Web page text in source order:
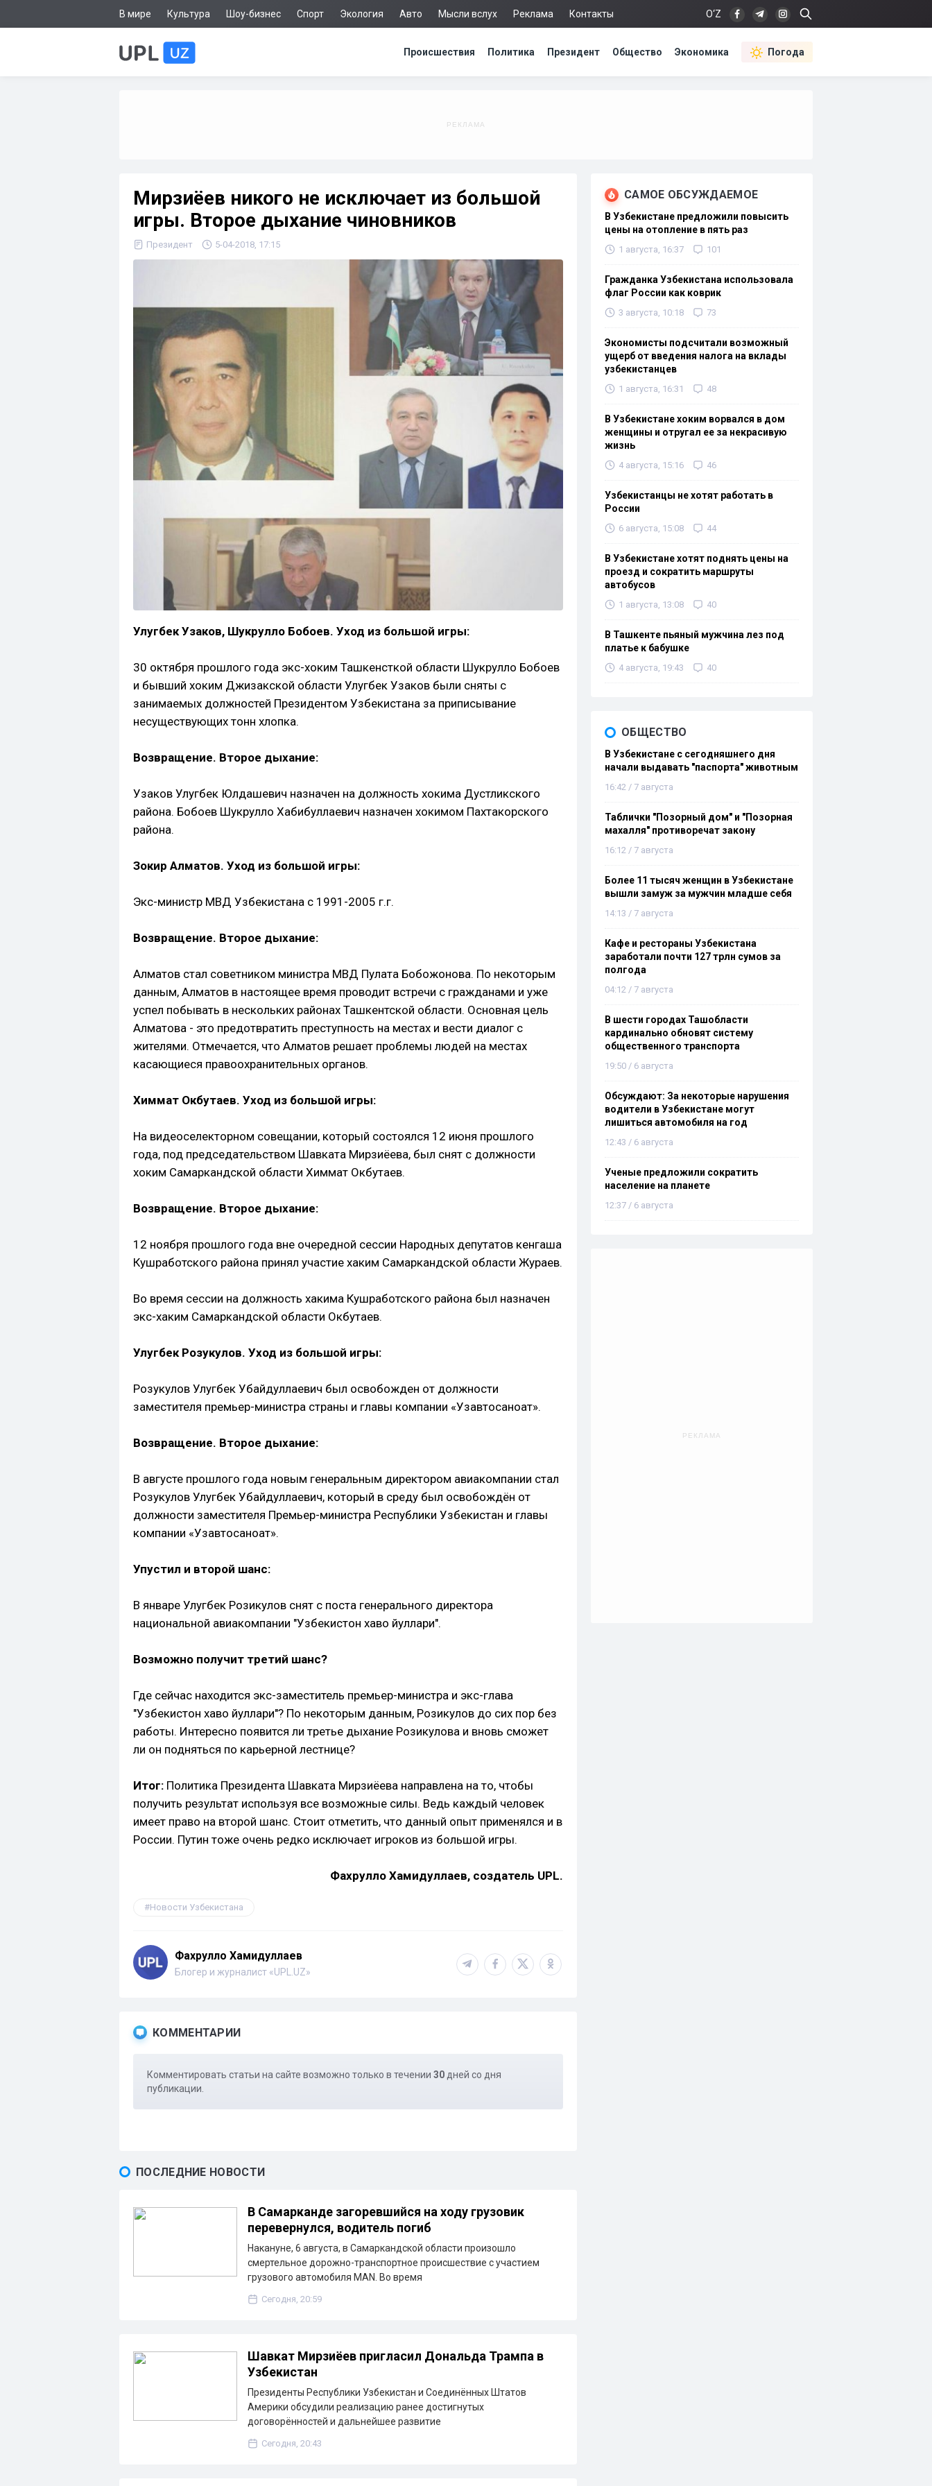
В мире Культура Шоу-бизнес Спорт Экология Авто Мысли вслух Реклама Контакты O‘Z
Происшествия Политика Президент Общество Экономика Погода
Мирзиёев никого не исключает из большой
игры. Второе дыхание чиновников
Президент 5-04-2018, 17:15
Улугбек Узаков, Шукрулло Бобоев. Уход из большой игры:
30 октября прошлого года экс-хоким Ташкенсткой области Шукрулло Бобоев
и бывший хоким Джизакской области Улугбек Узаков были сняты с
занимаемых должностей Президентом Узбекистана за приписывание
несуществующих тонн хлопка.
Возвращение. Второе дыхание:
Узаков Улугбек Юлдашевич назначен на должность хокима Дустликского
района. Бобоев Шукрулло Хабибуллаевич назначен хокимом Пахтакорского
района.
Зокир Алматов. Уход из большой игры:
Экс-министр МВД Узбекистана с 1991-2005 г.г.
Возвращение. Второе дыхание:
Алматов стал советником министра МВД Пулата Бобожонова. По некоторым
данным, Алматов в настоящее время проводит встречи с гражданами и уже
успел побывать в нескольких районах Ташкентской области. Основная цель
Алматова - это предотвратить преступность на местах и вести диалог с
жителями. Отмечается, что Алматов решает проблемы людей на местах
касающиеся правоохранительных органов.
Химмат Окбутаев. Уход из большой игры:
На видеоселекторном совещании, который состоялся 12 июня прошлого
года, под председательством Шавката Мирзиёева, был снят с должности
хоким Самаркандской области Химмат Окбутаев.
Возвращение. Второе дыхание:
12 ноября прошлого года вне очередной сессии Народных депутатов кенгаша
Кушработского района принял участие хаким Самаркандской области Жураев.
Во время сессии на должность хакима Кушработского района был назначен
экс-хаким Самаркандской области Окбутаев.
Улугбек Розукулов. Уход из большой игры:
Розукулов Улугбек Убайдуллаевич был освобожден от должности
заместителя премьер-министра страны и главы компании «Узавтосаноат».
Возвращение. Второе дыхание:
В августе прошлого года новым генеральным директором авиакомпании стал
Розукулов Улугбек Убайдуллаевич, который в среду был освобождён от
должности заместителя Премьер-министра Республики Узбекистан и главы
компании «Узавтосаноат».
Упустил и второй шанс:
В январе Улугбек Розикулов снят с поста генерального директора
национальной авиакомпании "Узбекистон хаво йуллари".
Возможно получит третий шанс?
Где сейчас находится экс-заместитель премьер-министра и экс-глава
"Узбекистон хаво йуллари"? По некоторым данным, Розикулов до сих пор без
работы. Интересно появится ли третье дыхание Розикулова и вновь сможет
ли он подняться по карьерной лестнице?
Итог: Политика Президента Шавката Мирзиёева направлена на то, чтобы
получить результат используя все возможные силы. Ведь каждый человек
имеет право на второй шанс. Стоит отметить, что данный опыт применялся и в
России. Путин тоже очень редко исключает игроков из большой игры.
Фахрулло Хамидуллаев, создатель UPL.
Новости Узбекистана
Фахрулло Хамидуллаев
Блогер и журналист «UPL.UZ»
КОММЕНТАРИИ
Комментировать статьи на сайте возможно только в течении 30 дней со дня
публикации.
ПОСЛЕДНИЕ НОВОСТИ
В Самарканде загоревшийся на ходу грузовик
перевернулся, водитель погиб
Накануне, 6 августа, в Самаркандской области произошло
смертельное дорожно-транспортное происшествие с участием
грузового автомобиля MAN. Во время
Сегодня, 20:59
Шавкат Мирзиёев пригласил Дональда Трампа в
Узбекистан
Президенты Республики Узбекистан и Соединённых Штатов
Америки обсудили реализацию ранее достигнутых
договорённостей и дальнейшее развитие
Сегодня, 20:43
САМОЕ ОБСУЖДАЕМОЕ
В Узбекистане предложили повысить
цены на отопление в пять раз
1 августа, 16:37 101
Гражданка Узбекистана использовала
флаг России как коврик
3 августа, 10:18 73
Экономисты подсчитали возможный
ущерб от введения налога на вклады
узбекистанцев
1 августа, 16:31 48
В Узбекистане хоким ворвался в дом
женщины и отругал ее за некрасивую
жизнь
4 августа, 15:16 46
Узбекистанцы не хотят работать в
России
6 августа, 15:08 44
В Узбекистане хотят поднять цены на
проезд и сократить маршруты
автобусов
1 августа, 13:08 40
В Ташкенте пьяный мужчина лез под
платье к бабушке
4 августа, 19:43 40
ОБЩЕСТВО
В Узбекистане с сегодняшнего дня
начали выдавать "паспорта" животным
16:42 / 7 августа
Таблички "Позорный дом" и "Позорная
махалля" противоречат закону
16:12 / 7 августа
Более 11 тысяч женщин в Узбекистане
вышли замуж за мужчин младше себя
14:13 / 7 августа
Кафе и рестораны Узбекистана
заработали почти 127 трлн сумов за
полгода
04:12 / 7 августа
В шести городах Ташобласти
кардинально обновят систему
общественного транспорта
19:50 / 6 августа
Обсуждают: За некоторые нарушения
водители в Узбекистане могут
лишиться автомобиля на год
12:43 / 6 августа
Ученые предложили сократить
население на планете
12:37 / 6 августа